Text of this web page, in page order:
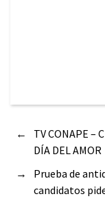
←
TV CONAPE –
DÍA DEL AMOR
→
Prueba de
candidatos